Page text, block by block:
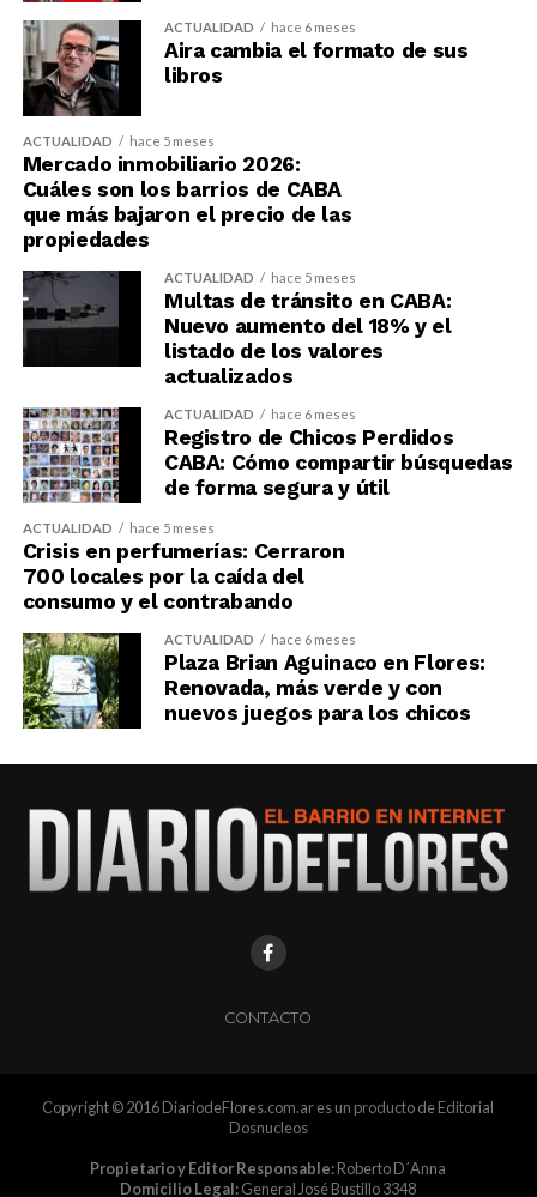
ACTUALIDAD hace 6 meses
Aira cambia el formato de sus
libros
ACTUALIDAD hace 5 meses
Mercado inmobiliario 2026:
Cuáles son los barrios de CABA
que más bajaron el precio de las
propiedades
ACTUALIDAD hace 5 meses
Multas de tránsito en CABA:
Nuevo aumento del 18% y el
listado de los valores
actualizados
ACTUALIDAD hace 6 meses
Registro de Chicos Perdidos
CABA: Cómo compartir búsquedas
de forma segura y útil
ACTUALIDAD hace 5 meses
Crisis en perfumerías: Cerraron
700 locales por la caída del
consumo y el contrabando
ACTUALIDAD hace 6 meses
Plaza Brian Aguinaco en Flores:
Renovada, más verde y con
nuevos juegos para los chicos
CONTACTO
Copyright © 2016 DiariodeFlores.com.ar es un producto de Editorial
Dosnucleos
Propietario y Editor Responsable:Roberto D´Anna
Domicilio Legal:General José Bustillo 3348